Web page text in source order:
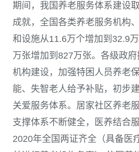
期间，我国养老服务体系建设
成就，全国各类养老服务机构
和设施从11.6万个增加到 32.9
万张增加到 827万张。各级政
机构建设，加强特困人员养老
能、失智老人给予补贴，初步
关爱服务体系。居家社区养老
支撑体系不断健全，医养结合
2020年全国两证齐全（具备医